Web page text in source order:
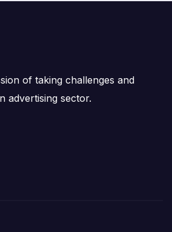
of taking challenges and
advertising sector.